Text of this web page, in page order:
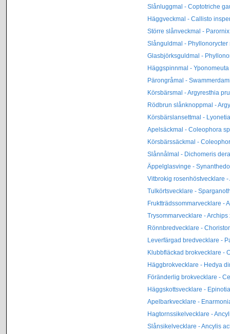
Slånluggmal - Coptotriche
Häggveckmal - Callisto
Större slånveckmal -
Slånguldmal -
Glasbjörksguldmal -
Häggspinnmal -
Pärongråmal -
Körsbärsmal - Argyresthia
Rödbrun slånknoppmal -
Körsbärslansettmal -
Apelsäckmal - Coleophora
Körsbärssäckmal -
Slånnålmal - Dichomeris
Äppelglasvinge -
Vitbrokig rosenhöstvecklare
Tulkörtsvecklare -
Fruktträdssommarvecklare -
Trysommarvecklare - Archips
Rönnbredvecklare -
Leverfärgad bredvecklare -
Klubbfläckad brokvecklare -
Häggbrokvecklare - Hedya
Föränderlig brokvecklare -
Häggskottsvecklare -
Apelbarkvecklare -
Hagtornssikelvecklare -
Slånsikelvecklare - Ancylis